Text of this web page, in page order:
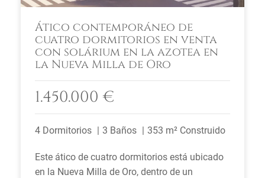
Ático contemporáneo de
cuatro dormitorios en venta
con solárium en la azotea en
la Nueva Milla de Oro
1.450.000 €
4 Dormitorios 3 Baños 353 m² Construido
Este ático de cuatro dormitorios está ubicado
en la Nueva Milla de Oro, dentro de un